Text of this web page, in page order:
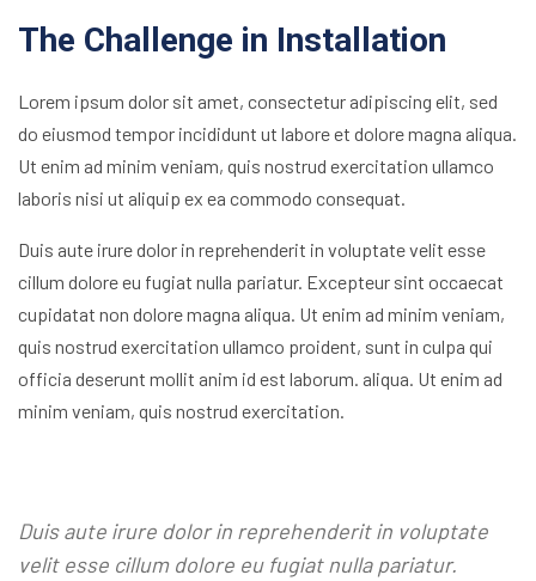
The Challenge in Installation
Lorem ipsum dolor sit amet, consectetur adipiscing elit, sed
do eiusmod tempor incididunt ut labore et dolore magna aliqua.
Ut enim ad minim veniam, quis nostrud exercitation ullamco
laboris nisi ut aliquip ex ea commodo consequat.
Duis aute irure dolor in reprehenderit in voluptate velit esse
cillum dolore eu fugiat nulla pariatur. Excepteur sint occaecat
cupidatat non dolore magna aliqua. Ut enim ad minim veniam,
quis nostrud exercitation ullamco proident, sunt in culpa qui
officia deserunt mollit anim id est laborum. aliqua. Ut enim ad
minim veniam, quis nostrud exercitation.
Duis aute irure dolor in reprehenderit in voluptate
velit esse cillum dolore eu fugiat nulla pariatur.